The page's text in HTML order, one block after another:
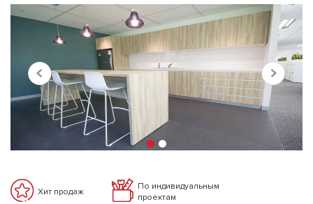
Хит продаж
По индивидуальным
проектам